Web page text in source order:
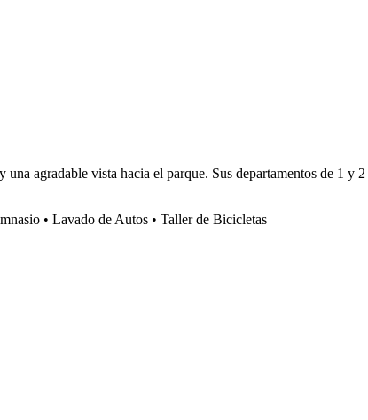
agradable vista hacia el parque. Sus departamentos de 1 y
• Lavado de Autos • Taller de Bicicletas